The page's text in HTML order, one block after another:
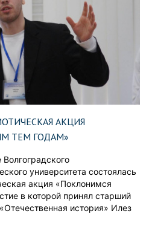
АКЦИЯ
ТЕМ ГОДАМ»
университета состоялась
акция «Поклонимся
в которой принял старший
история» Илез